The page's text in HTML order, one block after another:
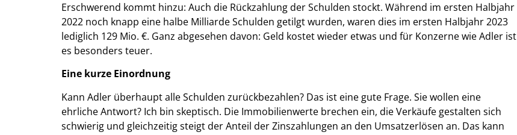
Erschwerend kommt hinzu: Auch die Rückzahlung der Schulden stockt. Während im ersten Halbjahr
2022 noch knapp eine halbe Milliarde Schulden getilgt wurden, waren dies im ersten Halbjahr 2023
lediglich 129 Mio. €. Ganz abgesehen davon: Geld kostet wieder etwas und für Konzerne wie Adler ist
es besonders teuer.
Eine kurze Einordnung
Kann Adler überhaupt alle Schulden zurückbezahlen? Das ist eine gute Frage. Sie wollen eine
ehrliche Antwort? Ich bin skeptisch. Die Immobilienwerte brechen ein, die Verkäufe gestalten sich
schwierig und gleichzeitig steigt der Anteil der Zinszahlungen an den Umsatzerlösen an. Das kann